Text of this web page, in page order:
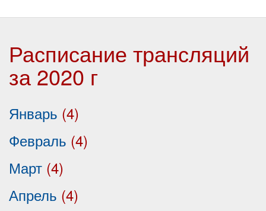
Расписание трансляций
за 2020 г
Январь (4)
Февраль (4)
Март (4)
Апрель (4)